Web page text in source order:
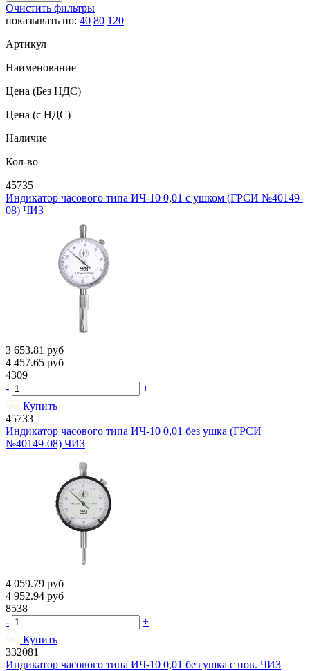
Очистить фильтры
показывать по: 40 80 120
Артикул
Наименование
Цена (Без НДС)
Цена (с НДС)
Наличие
Кол-во
45735
Индикатор часового типа ИЧ-10 0,01 с ушком (ГРСИ №40149-
08) ЧИЗ
3 653.81 руб
4 457.65 руб
4309
-
+
Купить
45733
Индикатор часового типа ИЧ-10 0,01 без ушка (ГРСИ
№40149-08) ЧИЗ
4 059.79 руб
4 952.94 руб
8538
-
+
Купить
332081
Индикатор часового типа ИЧ-10 0,01 без ушка с пов. ЧИЗ